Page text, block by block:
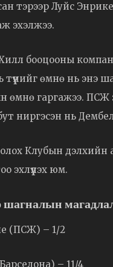
тэрээр Луйс
эхэлжээ.
бооцооны
түүнийг өмнө нь энэ
гаргажээ. ПСЖ
ниргэсэн нь
Клубын
эхлүүлэх юм.
шагналын
(ПСЖ) – 1/2
– 11/4